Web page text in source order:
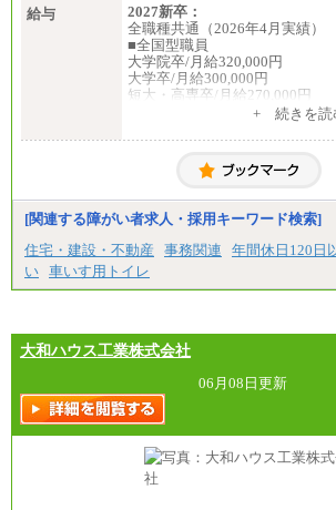
給与
2027新卒：
全職種共通（2026年4月実績）
■全国型職員
大学院卒/月給320,000円
大学卒/月給300,000円
短大・高専卒/月給270,000円
大学院卒/月給256,000円～
大学卒/月給240,000円～270,000
短大・高専卒/月給216,000円～
■特定職員※
大学院卒/月給234,000円～
大学卒/月給219,000円～246,000
短大・高専卒/月給197,000円～
※拠点型職員、特定職員の給与
す。
中途：
全職種共通
月給制
226,600円～390,100円（勤務地
す）
・ご経験やスキルを考慮し、選
ます。
・試用期間中も同額支給します。
+ 続きを読
[関連する障がい者求人・採用キーワード検索]
住宅・建設・不動産
事務関連 年間休日120日
い 車いす用トイレ
大和ハウス工業株式会社
06月08日更新